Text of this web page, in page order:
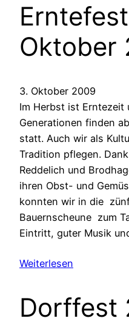
Oktober
3. Oktober 2009
Im Herbst ist Erntezeit
Generationen finden
statt. Auch wir als
Tradition pflegen.
Reddelich und
ihren Obst- und
konnten wir in die
Bauernscheune zum
Eintritt, guter Musik
Weiterlesen
Dorffest